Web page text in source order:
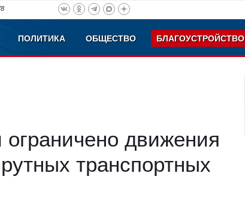
ПОЛИТИКА ОБЩЕСТВО БЛАГОУСТРОЙСТВО
движения
транспортных